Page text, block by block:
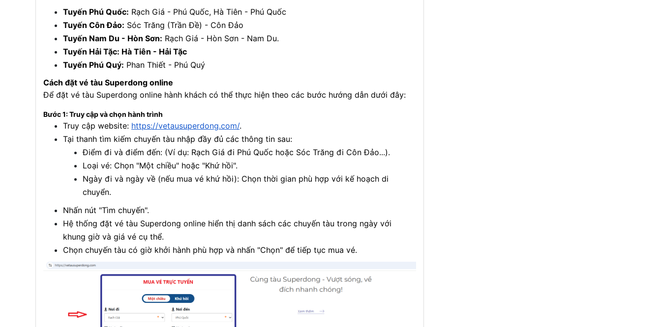
Tuyến Phú Quốc: Rạch Giá - Phú Quốc, Hà Tiên - Phú Quốc
Tuyến Côn Đảo: Sóc Trăng (Trần Đề) - Côn Đảo
Tuyến Nam Du - Hòn Sơn: Rạch Giá - Hòn Sơn - Nam Du.
Tuyến Hải Tặc: Hà Tiên - Hải Tặc
Tuyến Phú Quý: Phan Thiết - Phú Quý
Cách đặt vé tàu Superdong online
Để đặt vé tàu Superdong online hành khách có thể thực hiện theo các bước hướng dẫn dưới đây:
Bước 1: Truy cập và chọn hành trình
Truy cập website: https://vetausuperdong.com/.
Tại thanh tìm kiếm chuyến tàu nhập đầy đủ các thông tin sau:
Điểm đi và điểm đến: (Ví dụ: Rạch Giá đi Phú Quốc hoặc Sóc Trăng đi Côn Đảo...).
Loại vé: Chọn "Một chiều" hoặc "Khứ hồi".
Ngày đi và ngày về (nếu mua vé khứ hồi): Chọn thời gian phù hợp với kế hoạch di
chuyển.
Nhấn nút "Tìm chuyến".
Hệ thống đặt vé tàu Superdong online hiển thị danh sách các chuyến tàu trong ngày với
khung giờ và giá vé cụ thể.
Chọn chuyến tàu có giờ khởi hành phù hợp và nhấn "Chọn" để tiếp tục mua vé.